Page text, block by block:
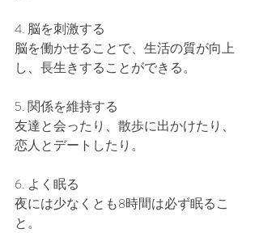
4. 脳を刺激する
脳を働かせることで、生活の質が向上
し、長生きすることができる。
5. 関係を維持する
友達と会ったり、散歩に出かけたり、
恋人とデートしたり。
6. よく眠る
夜には少なくとも8時間は必ず眠るこ
と。